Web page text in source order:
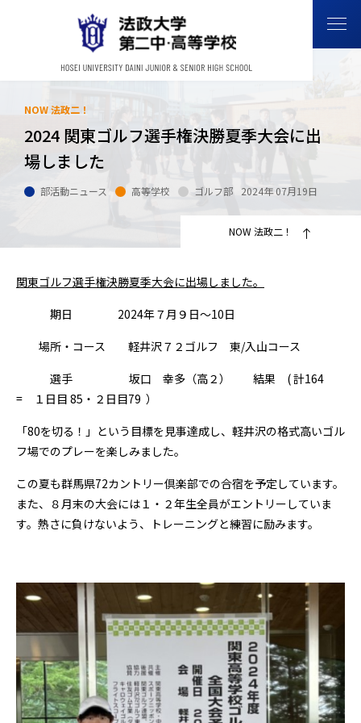
NOW 法政二！
2024 関東ゴルフ選手権決勝夏季大会に出
場しました
部活動ニュース 高等学校 ゴルフ部 2024年 07月19日
NOW 法政二！
関東ゴルフ選手権決勝夏季大会に出場しました。
期日 2024年７月９日～10日
場所・コース 軽井沢７２ゴルフ 東/入山コース
選手 坂口 幸多（高２） 結果 ( 計164
= １日目 85・２日目79 ）
「80を切る！」という目標を見事達成し、軽井沢の格式高いゴル
フ場でのプレーを楽しみました。
この夏も群馬県72カントリー倶楽部での合宿を予定しています。
また、８月末の大会には１・２年生全員がエントリーしていま
す。熱さに負けないよう、トレーニングと練習に励みます。